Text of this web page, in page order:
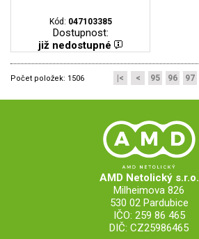
Kód: 047103385
Dostupnost:
již nedostupné
Počet položek: 1506 |< < 95 96 97
AMD Netolický s.r.o.
Milheimova 826
530 02 Pardubice
IČO: 259 86 465
DIČ: CZ25986465